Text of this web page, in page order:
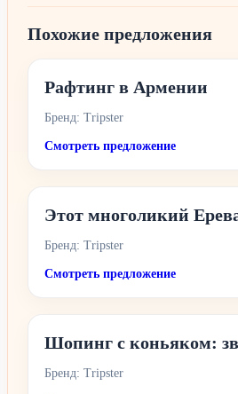
Похожие предложения
Рафтинг в Армении
Бренд: Tripster
Смотреть предложение
Этот многоликий
Бренд: Tripster
Смотреть предложение
Шопинг с коньяком:
Бренд: Tripster